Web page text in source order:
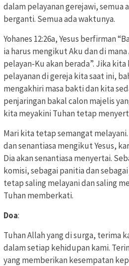
dalam pelayanan gerejawi, semua
berganti. Semua ada waktunya.
Yohanes 12:26a, Yesus berfirman
ia harus mengikut Aku dan di
pelayan-Ku akan berada”. Jika
pelayanan di gereja kita saat ini,
mengakhiri masa bakti dan kita
penjaringan bakal calon majelis
kita meyakini Tuhan tetap
Mari kita tetap semangat melayani.
dan senantiasa mengikut Yesus,
Dia akan senantiasa menyertai.
komisi, sebagai panitia dan
tetap saling melayani dan saling
Tuhan memberkati.
Doa:
Tuhan Allah yang di surga, terima
dalam setiap kehidupan kami.
yang memberikan kesempatan